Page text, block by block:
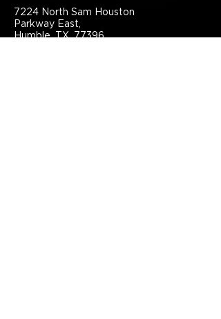
7224 North Sam Houston
Parkway East,
Humble, TX, 77396,